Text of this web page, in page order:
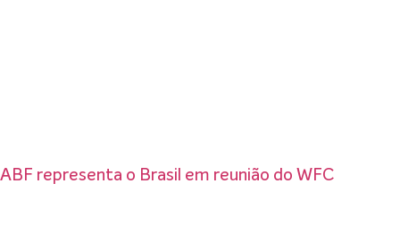
ABF representa o Brasil em reunião do WFC